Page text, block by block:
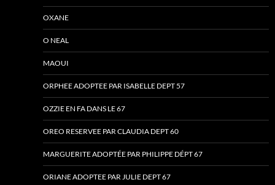
OXANE
O NEAL
MAOUI
ORPHEE ADOPTEE PAR ISABELLE DEPT 57
OZZIE EN FA DANS LE 67
OREO RESERVEE PAR CLAUDIA DEPT 60
MARGUERITE ADOPTÉE PAR PHILIPPE DÉPT 67
ORIANE ADOPTEE PAR JULIE DEPT 67